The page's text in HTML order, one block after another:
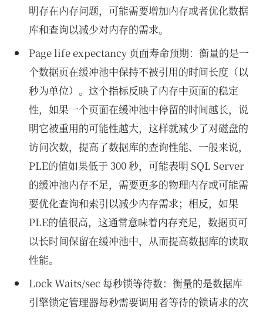
明存在内存问题，可能需要增加内存或者优化数据
库和查询以减少对内存的需求。
Page life expectancy 页面寿命预期：衡量的是一
个数据页在缓冲池中保持不被引用的时间长度（以
秒为单位）。这个指标反映了内存中页面的稳定
性，如果一个页面在缓冲池中停留的时间越长，说
明它被重用的可能性越大，这样就减少了对磁盘的
访问次数，提高了数据库的查询性能、一般来说，
PLE的值如果低于 300 秒，可能表明 SQL Server
的缓冲池内存不足，需要更多的物理内存或可能需
要优化查询和索引以减少内存需求；相反，如果
PLE的值很高，这通常意味着内存充足，数据页可
以长时间保留在缓冲池中，从而提高数据库的读取
性能。
Lock Waits/sec 每秒锁等待数：衡量的是数据库
引擎锁定管理器每秒需要调用者等待的锁请求的次